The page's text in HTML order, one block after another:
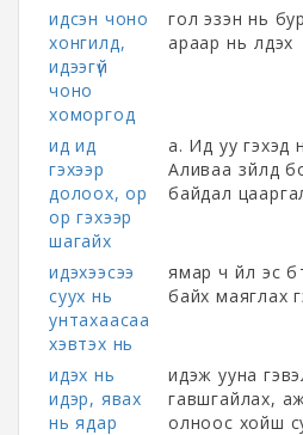
идсэн чоно
хонгилд,
идээгүй
чоно
хоморгод
гол эзэн нь
араар нь үлдэх
ид ид
гэхээр
долоох, ор
ор гэхээр
шагайх
а. Ид уу гэхэд
Аливаа зүйлд
байдал
идэхээсээ
суух нь
унтахаасаа
хэвтэх нь
ямар ч үйл эс
байх маяглах
идэх нь
идэр, явах
нь ядар
идэж ууна
гавшгайлах,
олноос хойш